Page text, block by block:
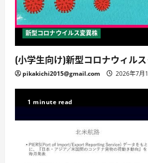
新型コロナウイルス変異株
(小学生向け)新型コロナウィル
pikakichi2015@gmail.com 2026年7月
1 minute read